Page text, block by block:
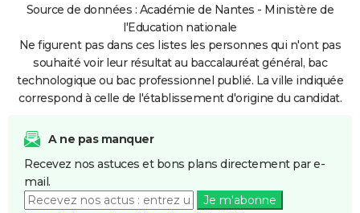
Source de données : Académie de Nantes - Ministère de
l'Education nationale
Ne figurent pas dans ces listes les personnes qui n'ont pas
souhaité voir leur résultat au baccalauréat général, bac
technologique ou bac professionnel publié. La ville indiquée
correspond à celle de l'établissement d'origine du candidat.
A ne pas manquer
Recevez nos astuces et bons plans directement par e-
mail.
Je m'abonne